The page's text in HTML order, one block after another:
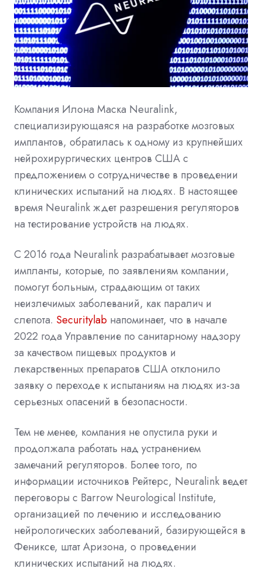
Компания Илона Маска Neuralink,
специализирующаяся на разработке мозговых
имплантов, обратилась к одному из крупнейших
нейрохирургических центров США с
предложением о сотрудничестве в проведении
клинических испытаний на людях. В настоящее
время Neuralink ждет разрешения регуляторов
на тестирование устройств на людях.
С 2016 года Neuralink разрабатывает мозговые
импланты, которые, по заявлениям компании,
помогут больным, страдающим от таких
неизлечимых заболеваний, как паралич и
слепота. Securitylab напоминает, что в начале
2022 года Управление по санитарному надзору
за качеством пищевых продуктов и
лекарственных препаратов СШАотклонило
заявкуо переходе к испытаниям на людях из-за
серьезных опасений в безопасности.
Тем не менее, компания не опустила руки и
продолжала работать над устранением
замечаний регуляторов. Более того, по
информации источников Рейтерс, Neuralink ведет
переговоры с Barrow Neurological Institute,
организацией по лечению и исследованию
нейрологических заболеваний, базирующейся в
Фениксе, штат Аризона, о проведении
клинических испытаний на людях.